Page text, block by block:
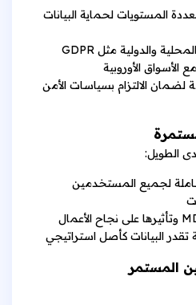
المستويات لحماية البيانات
ضمان الامتثال للوائح المحلية والدولية مثل GDPR
الأسواق الأوروبية
لضمان الالتزام بسياسات الأمن
لجميع المستخدمين
البيانات كأصل استراتيجي